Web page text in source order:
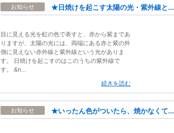
お知らせ ★日焼けを起こす太陽の光・紫外線と...
目に見える光を虹の色で表すと、赤から紫まであ
りますが、太陽の光には、両端にある赤と紫の外
側に見えない赤外線と紫外線という光がありま
す。 日焼けを起こすのはこのうちの紫外線で
す。 &n...
続きを読む
お知らせ ★いったん色がついたら、焼かなくて...